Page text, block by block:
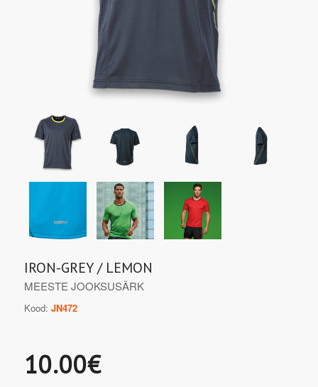
IRON-GREY / LEMON
MEESTE JOOKSUSÄRK
Kood: JN472
10.00€